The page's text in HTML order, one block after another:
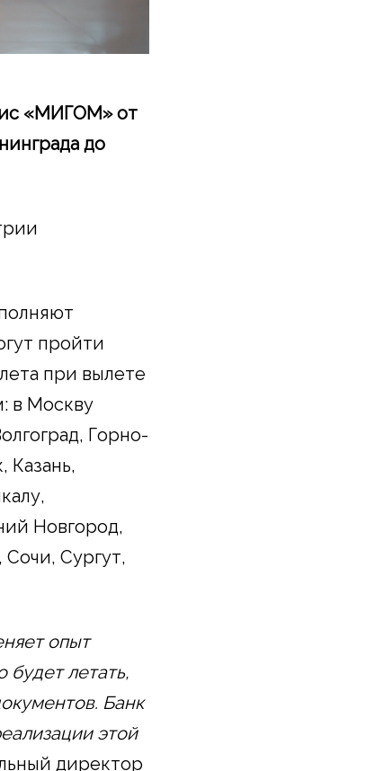
«МИГОМ» от
до
пройти
при вылете
в Москву
Горно-
Казань,
Новгород,
Сургут,
опыт
летать,
Банк
этой
директор